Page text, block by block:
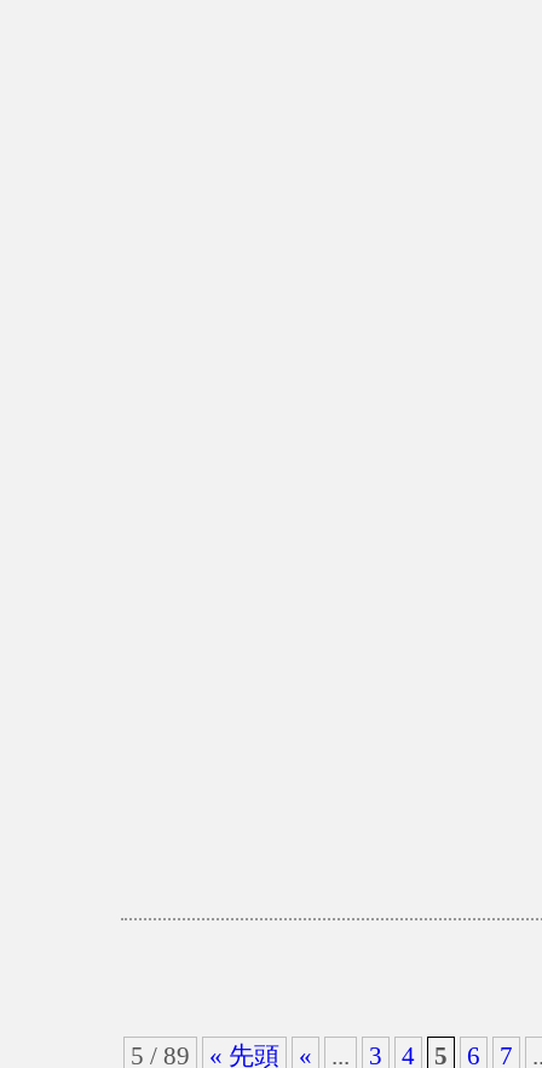
5 / 89 « 先頭 « ... 3 4 5 6 7